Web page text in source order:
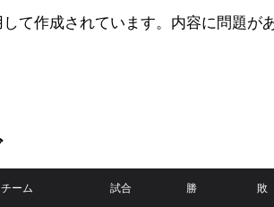
て作成されています。内容に問題が
チーム 試合 勝 敗